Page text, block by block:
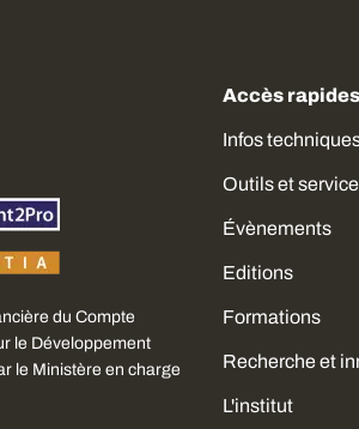
votre consentement pour utiliser quelques
du Compte
le Développement
le Ministère en charge
Accès rapides
Infos
Outils et
Évènements
Editions
Formations
Recherche et
L'institut